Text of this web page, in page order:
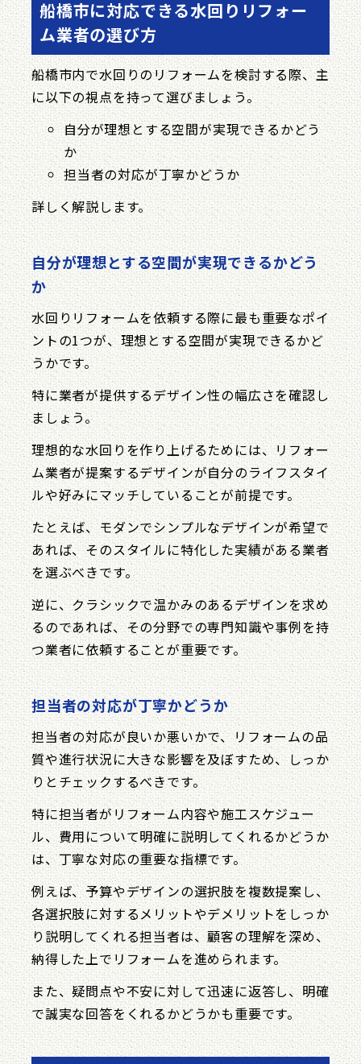
船橋市に対応できる水回りリフォー
ム業者の選び方
船橋市内で水回りのリフォームを検討する際、主
に以下の視点を持って選びましょう。
自分が理想とする空間が実現できるかどう
か
担当者の対応が丁寧かどうか
詳しく解説します。
自分が理想とする空間が実現できるかどう
か
水回りリフォームを依頼する際に最も重要なポイ
ントの1つが、理想とする空間が実現できるかど
うかです。
特に業者が提供するデザイン性の幅広さを確認し
ましょう。
理想的な水回りを作り上げるためには、リフォー
ム業者が提案するデザインが自分のライフスタイ
ルや好みにマッチしていることが前提です。
たとえば、モダンでシンプルなデザインが希望で
あれば、そのスタイルに特化した実績がある業者
を選ぶべきです。
逆に、クラシックで温かみのあるデザインを求め
るのであれば、その分野での専門知識や事例を持
つ業者に依頼することが重要です。
担当者の対応が丁寧かどうか
担当者の対応が良いか悪いかで、リフォームの品
質や進行状況に大きな影響を及ぼすため、しっか
りとチェックするべきです。
特に担当者がリフォーム内容や施工スケジュー
ル、費用について明確に説明してくれるかどうか
は、丁寧な対応の重要な指標です。
例えば、予算やデザインの選択肢を複数提案し、
各選択肢に対するメリットやデメリットをしっか
り説明してくれる担当者は、顧客の理解を深め、
納得した上でリフォームを進められます。
また、疑問点や不安に対して迅速に返答し、明確
で誠実な回答をくれるかどうかも重要です。